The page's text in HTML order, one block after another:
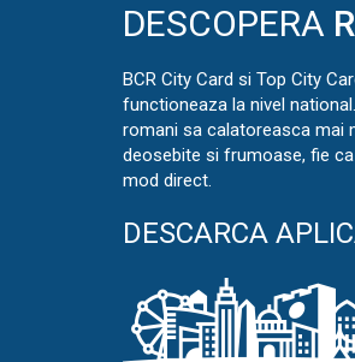
DESCOPERA
BCR City Card si Top City
functioneaza la nivel
romani sa calatoreasca mai
deosebite si frumoase, fie
mod direct.
DESCARCA